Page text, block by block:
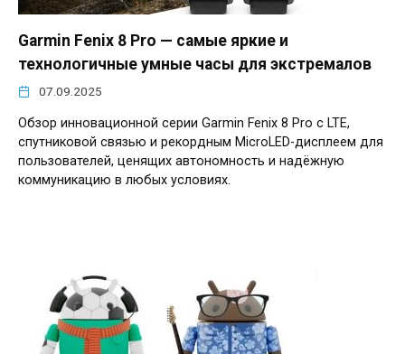
Garmin Fenix 8 Pro — самые яркие и
технологичные умные часы для экстремалов
07.09.2025
Обзор инновационной серии Garmin Fenix 8 Pro с LTE,
спутниковой связью и рекордным MicroLED-дисплеем для
пользователей, ценящих автономность и надёжную
коммуникацию в любых условиях.